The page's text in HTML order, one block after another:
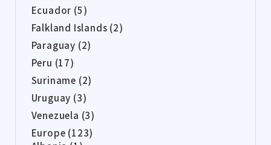
Ecuador (5)
Falkland Islands (2)
Paraguay (2)
Peru (17)
Suriname (2)
Uruguay (3)
Venezuela (3)
Europe (123)